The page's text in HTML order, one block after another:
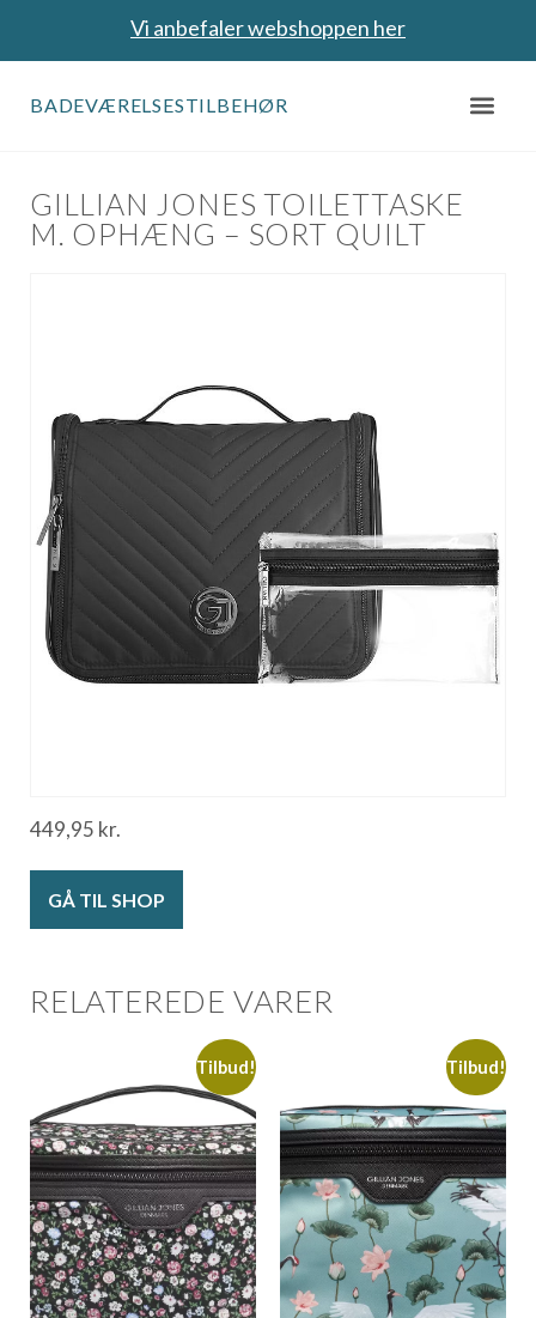
Vi anbefaler webshoppen her
BADEVÆRELSESTILBEHØR
GILLIAN JONES TOILETTASKE
M. OPHÆNG – SORT QUILT
449,95 kr.
GÅ TIL SHOP
RELATEREDE VARER
Tilbud! Tilbud!